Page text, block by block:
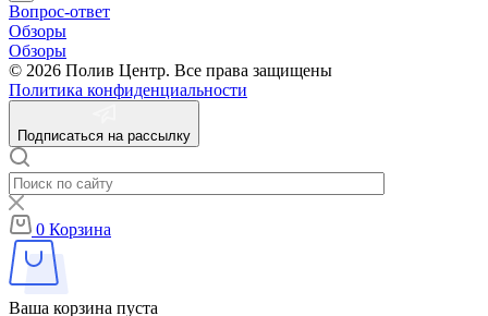
Вопрос-ответ
Обзоры
Обзоры
© 2026 Полив Центр. Все права защищены
Политика конфиденциальности
Подписаться на рассылку
0 Корзина
Ваша корзина пуста